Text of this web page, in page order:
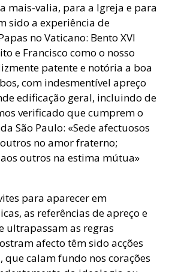
mais-valia, para a Igreja e para
sido a experiência de
no Vaticano: Bento XVI
e Francisco como o nosso
patente e notória a boa
com indesmentível apreço
edificação geral, incluindo de
verificado que cumprem o
São Paulo: «Sede afectuosos
no amor fraterno;
outros na estima mútua»
para aparecer em
as referências de apreço e
ultrapassam as regras
afecto têm sido acções
que calam fundo nos corações